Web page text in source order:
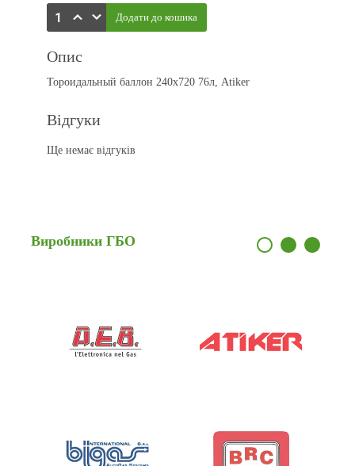
Опис
Тороидальный баллон 240x720 76л, Atiker
Відгуки
Ще немає відгуків
Виробники ГБО